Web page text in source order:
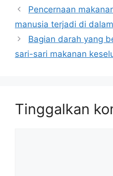
Pencernaan
manusia terjadi di
Bagian darah yang
sari-sari makanan
Tinggalkan